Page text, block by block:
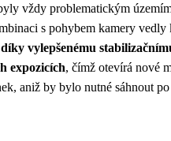
vždy problematickým
s pohybem kamery vedly
vylepšenému
expozicích, čímž otevírá nové
aniž by bylo nutné sáhnout